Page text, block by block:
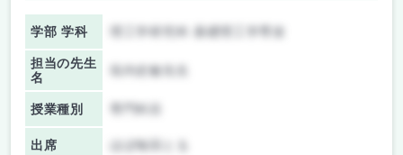
学部 学科
担当の先生
名
垣内史敏先生
授業種別
出席 ほぼ毎回とる